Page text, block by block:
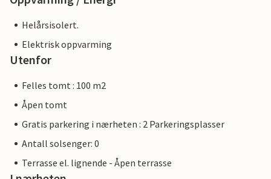
Helårsisolert.
Elektrisk oppvarming
Utenfor
Felles tomt : 100 m2
Åpen tomt
Gratis parkering i nærheten : 2 Parkeringsplasser
Antall solsenger: 0
Terrasse el. lignende - Åpen terrasse